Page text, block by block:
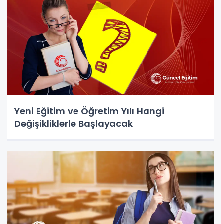
Yeni Eğitim ve Öğretim Yılı Hangi
Değişikliklerle Başlayacak